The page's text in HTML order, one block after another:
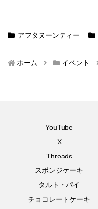
アフタヌーンティー
ホーム イベント
YouTube
X
Threads
スポンジケーキ
タルト・パイ
チョコレートケーキ